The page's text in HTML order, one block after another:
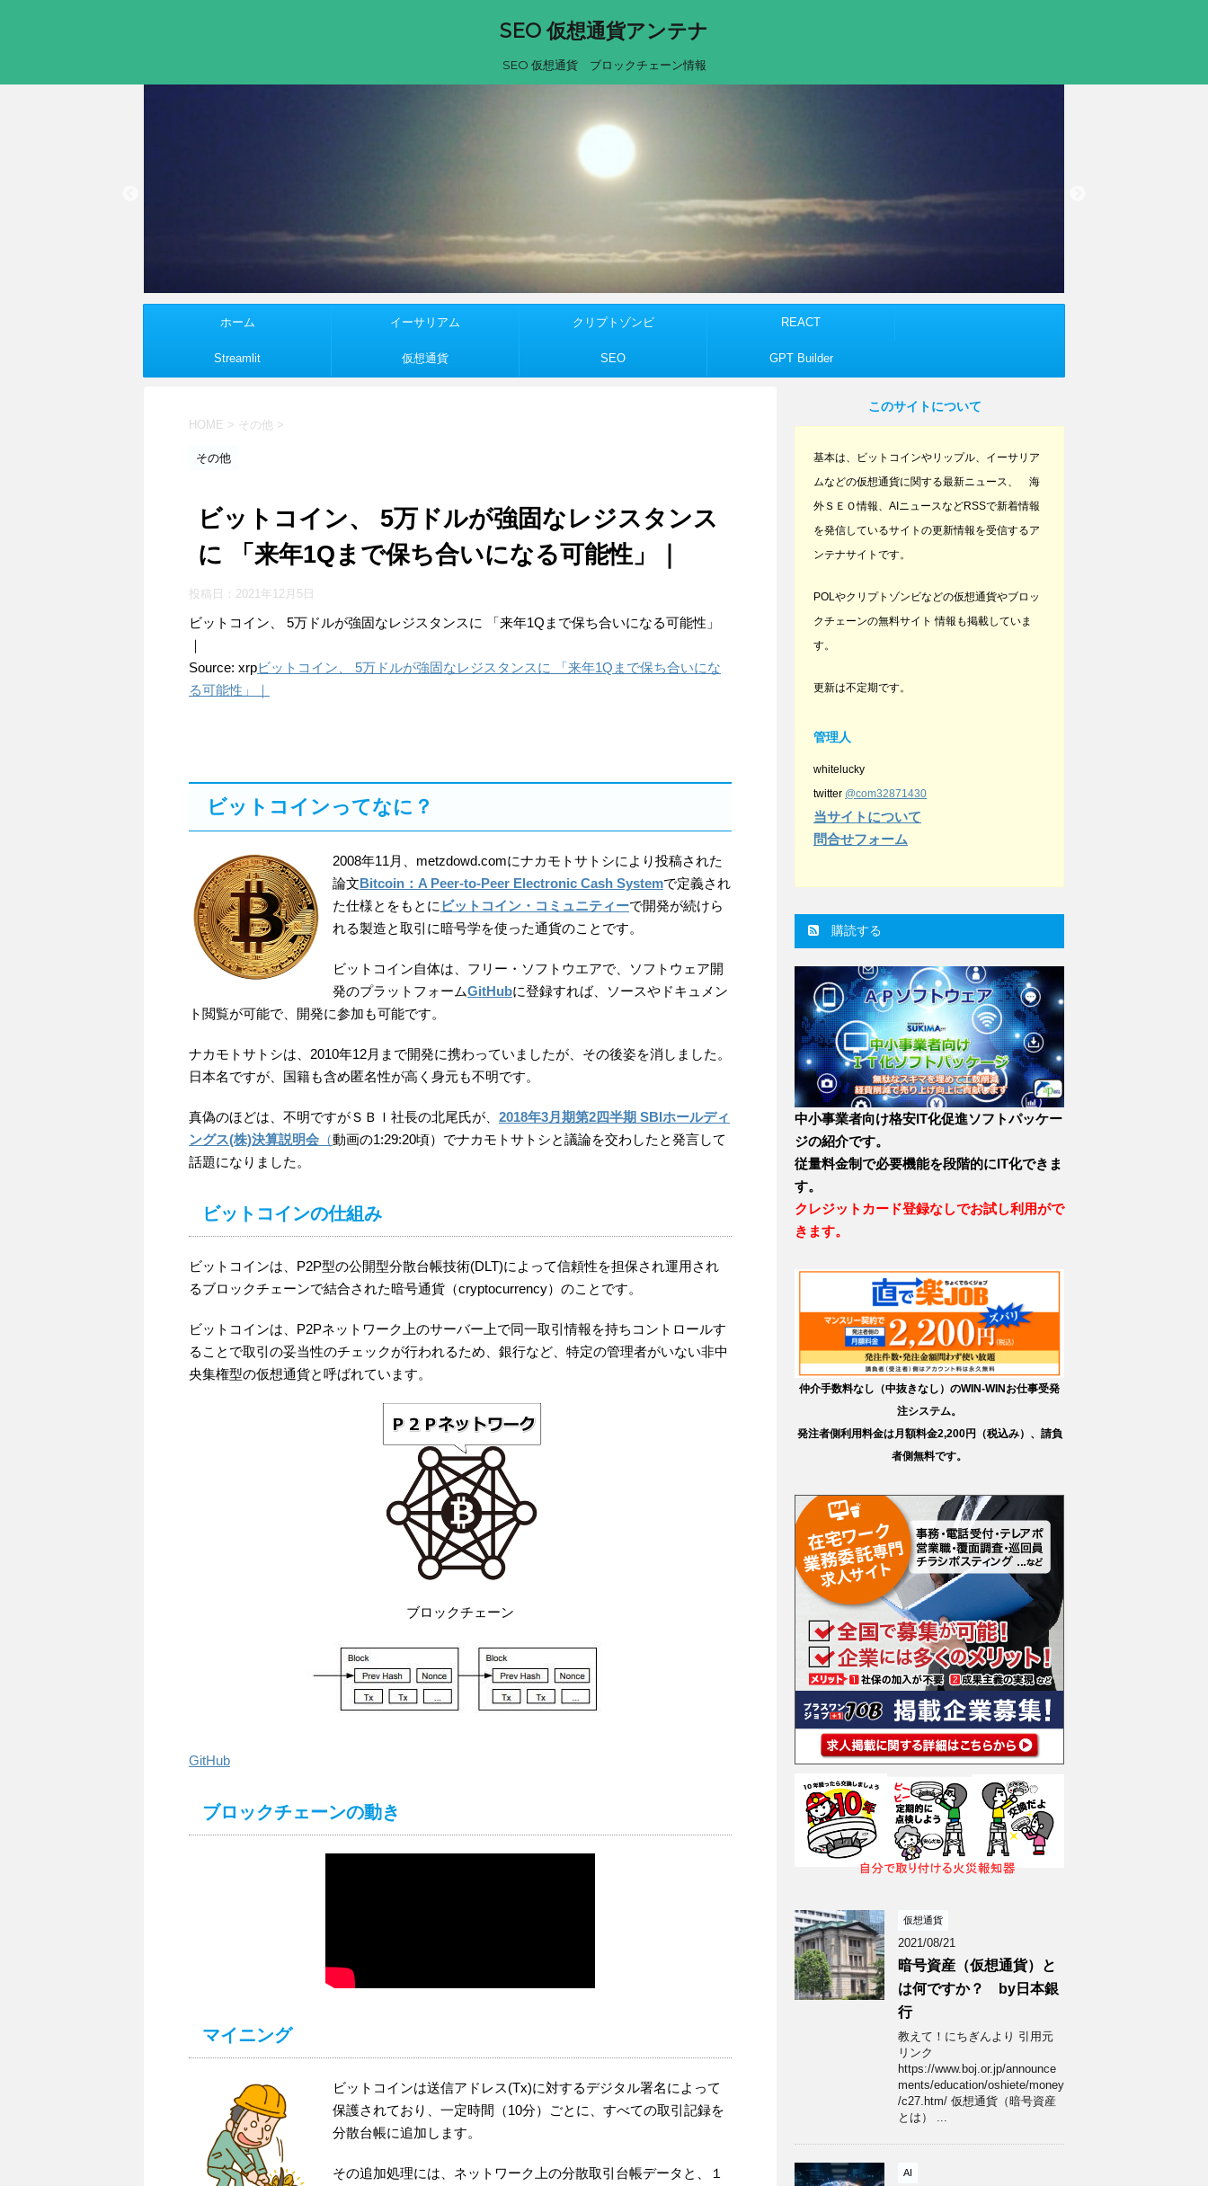
SEO 仮想通貨アンテナ
SEO 仮想通貨 ブロックチェーン情報
ホーム イーサリアム クリプトゾンビ REACT
Streamlit 仮想通貨 SEO GPT Builder
HOME > その他 >
その他
ビットコイン、 5万ドルが強固なレジスタンス
に 「来年1Qまで保ち合いになる可能性」｜
投稿日： 2021年12月5日
ビットコイン、 5万ドルが強固なレジスタンスに 「来年1Qまで保ち合いになる可能性」
｜
Source: xrpビットコイン、 5万ドルが強固なレジスタンスに 「来年1Qまで保ち合いにな
る可能性」｜
ビットコインってなに？
2008年11月、metzdowd.comにナカモトサトシにより投稿された
論文Bitcoin：A Peer-to-Peer Electronic Cash Systemで定義され
た仕様とをもとに ビットコイン・コミュニティーで開発が続けら
れる製造と取引に暗号学を使った通貨のことです。
ビットコイン自体は、フリー・ソフトウエアで、ソフトウェア開
発のプラットフォームGitHubに登録すれば、ソースやドキュメン
ト閲覧が可能で、開発に参加も可能です。
ナカモトサトシは、2010年12月まで開発に携わっていましたが、その後姿を消しました。
日本名ですが、国籍も含め匿名性が高く身元も不明です。
真偽のほどは、不明ですがＳＢＩ社長の北尾氏が、 2018年3月期第2四半期 SBIホールディ
ングス(株)決算説明会 （動画の1:29:20頃）でナカモトサトシと議論を交わしたと発言して
話題になりました。
ビットコインの仕組み
ビットコインは、P2P型の公開型分散台帳技術(DLT)によって信頼性を担保され運用され
るブロックチェーンで結合された暗号通貨（cryptocurrency）のことです。
ビットコインは、P2Pネットワーク上のサーバー上で同一取引情報を持ちコントロールす
ることで取引の妥当性のチェックが行われるため、銀行など、特定の管理者がいない非中
央集権型の仮想通貨と呼ばれています。
ブロックチェーン
GitHub
ブロックチェーンの動き
マイニング
ビットコインは送信アドレス(Tx)に対するデジタル署名によって
保護されており、一定時間（10分）ごとに、すべての取引記録を
分散台帳に追加します。
その追加処理には、ネットワーク上の分散取引台帳データと、１
このサイトについて
基本は、ビットコインやリップル、イーサリア
ムなどの仮想通貨に関する最新ニュース、 海
外ＳＥＯ情報、AIニュースなどRSSで新着情報
を発信しているサイトの更新情報を受信するア
ンテナサイトです。
POLやクリプトゾンビなどの仮想通貨やブロッ
クチェーンの無料サイト 情報も掲載していま
す。
更新は不定期です。
管理人
whitelucky
twitter @com32871430
当サイトについて
問合せフォーム
購読する
中小事業者向け格安IT化促進ソフトパッケー
ジの紹介です。
従量料金制で必要機能を段階的にIT化できま
す。
クレジットカード登録なしでお試し利用がで
きます。
仲介手数料なし（中抜きなし）のWIN-WINお仕事受発
注システム。
発注者側利用料金は月額料金2,200円（税込み）、請負
者側無料です。
仮想通貨
2021/08/21
暗号資産（仮想通貨）と
は何ですか？ by日本銀
行
教えて！にちぎんより 引用元
リンク
https://www.boj.or.jp/announce
ments/education/oshiete/money
/c27.htm/ 仮想通貨（暗号資産
とは） ...
AI